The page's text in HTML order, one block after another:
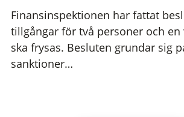
Finansinspektionen har fattat
tillgångar för två personer och en
ska frysas. Besluten grundar sig
sanktioner…